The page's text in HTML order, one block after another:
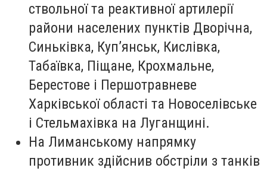
ствольної та реактивної артилерії
райони населених пунктів Дворічна,
Синьківка, Куп’янськ, Кислівка,
Табаївка, Піщане, Крохмальне,
Берестове і Першотравневе
Харківської області та Новоселівське
і Стельмахівка на Луганщині.
На Лиманському напрямку
противник здійснив обстріли з танків